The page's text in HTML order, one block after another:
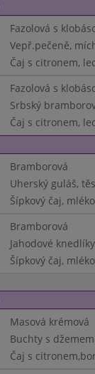
Fazolová s
Vepř.pečeně,
Čaj s citronem,
Fazolová s
Srbský
Čaj s citronem,
Bramborová
Uherský guláš,
Šípkový čaj,
Bramborová
Jahodové
Šípkový čaj,
Masová krémová
Buchty s
Čaj s